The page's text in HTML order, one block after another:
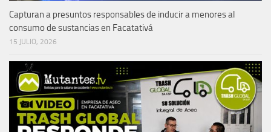
Capturan a presuntos responsables de inducir a menores al
consumo de sustancias en Facatativá
15 JULIO, 2026